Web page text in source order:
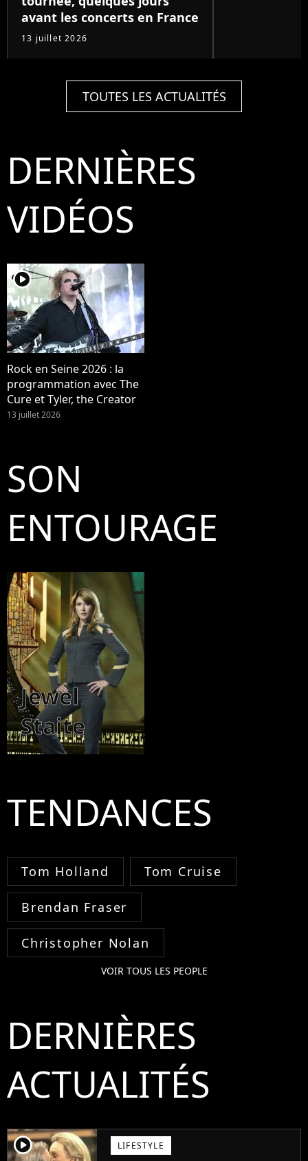
avant les concerts en France
13 juillet 2026
TOUTES LES ACTUALITÉS
DERNIÈRES
VIDÉOS
player2
Rock en Seine 2026 : la
programmation avec The
Cure et Tyler, the Creator
13 juillet 2026
SON
ENTOURAGE
Jewel
Staite
TENDANCES
Tom Holland Tom Cruise
Brendan Fraser
Christopher Nolan
VOIR TOUS LES PEOPLE
DERNIÈRES
ACTUALITÉS
player2 LIFESTYLE